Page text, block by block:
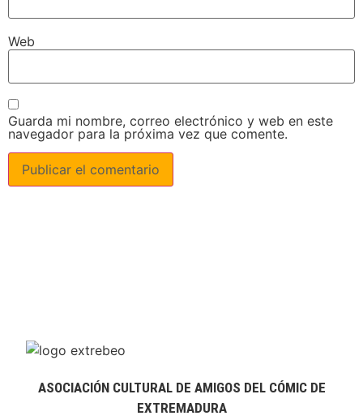
Web
Guarda mi nombre, correo electrónico y web en este
navegador para la próxima vez que comente.
ASOCIACIÓN CULTURAL DE AMIGOS DEL CÓMIC DE
EXTREMADURA